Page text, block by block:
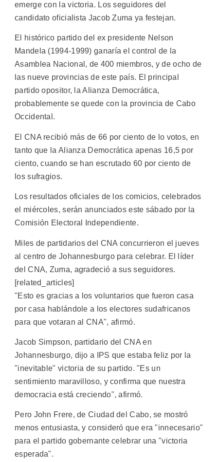
emerge con la victoria. Los seguidores del
candidato oficialista Jacob Zuma ya festejan.
El histórico partido del ex presidente Nelson
Mandela (1994-1999) ganaría el control de la
Asamblea Nacional, de 400 miembros, y de ocho de
las nueve provincias de este país. El principal
partido opositor, la Alianza Democrática,
probablemente se quede con la provincia de Cabo
Occidental.
El CNA recibió más de 66 por ciento de lo votos, en
tanto que la Alianza Democrática apenas 16,5 por
ciento, cuando se han escrutado 60 por ciento de
los sufragios.
Los resultados oficiales de los comicios, celebrados
el miércoles, serán anunciados este sábado por la
Comisión Electoral Independiente.
Miles de partidarios del CNA concurrieron el jueves
al centro de Johannesburgo para celebrar. El líder
del CNA, Zuma, agradeció a sus seguidores.
[related_articles]
"Esto es gracias a los voluntarios que fueron casa
por casa hablándole a los electores sudafricanos
para que votaran al CNA", afirmó.
Jacob Simpson, partidario del CNA en
Johannesburgo, dijo a IPS que estaba feliz por la
"inevitable" victoria de su partido. "Es un
sentimiento maravilloso, y confirma que nuestra
democracia está creciendo", afirmó.
Pero John Frere, de Ciudad del Cabo, se mostró
menos entusiasta, y consideró que era "innecesario"
para el partido gobernante celebrar una "victoria
esperada".